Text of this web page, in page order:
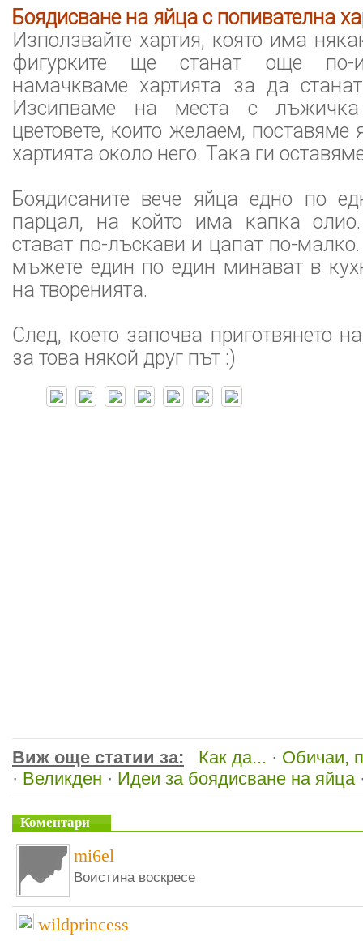
Боядисване на яйца с попивателна
Използвайте хартия, която има
фигурките ще станат още по-
намачкваме хартията за да
Изсипваме на места с
цветовете, които желаем, поставяме
хартията около него. Така ги
Боядисаните вече яйца едно по
парцал, на който има капка
стават по-лъскави и цапат по-
мъжете един по един минават в
на творенията.
След, което започва приготвянето
за това някой друг път :)
Виж още статии за: Как да... · Обичаи,
· Великден · Идеи за боядисване на яйца
Коментари
mi6el
Воистина воскресе
wildprincess